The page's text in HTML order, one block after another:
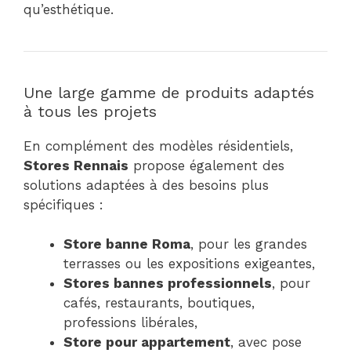
qu’esthétique.
Une large gamme de produits adaptés
à tous les projets
En complément des modèles résidentiels,
Stores Rennais propose également des
solutions adaptées à des besoins plus
spécifiques :
Store banne Roma, pour les grandes
terrasses ou les expositions exigeantes,
Stores bannes professionnels, pour
cafés, restaurants, boutiques,
professions libérales,
Store pour appartement, avec pose